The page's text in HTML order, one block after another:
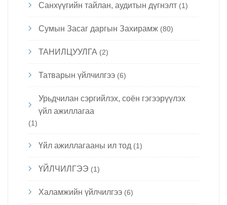
Санхүүгийн тайлан, аудитын дүгнэлт (1)
Сумын Засаг даргын Захирамж (80)
ТАНИЛЦУУЛГА (2)
Татварын үйлчилгээ (6)
Урьдчилан сэргийлэх, соён гэгээрүүлэх
үйл ажиллагаа
(1)
Үйл ажиллагааны ил тод (1)
ҮЙЛЧИЛГЭЭ (1)
Халамжийн үйлчилгээ (6)